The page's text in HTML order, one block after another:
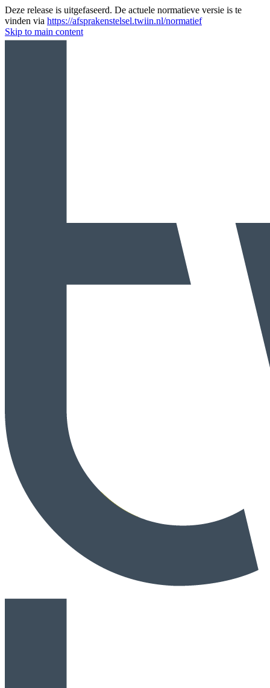
Deze release is uitgefaseerd. De actuele normatieve versie is te
vinden via https://afsprakenstelsel.twiin.nl/normatief
Skip to main content